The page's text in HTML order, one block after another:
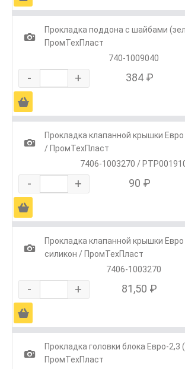
1
Прокладка поддона с шайбами
ПромТехПласт
740-1009040
- + 384 ₽
Ä
1
Прокладка клапанной крышки
/ ПромТехПласт
7406-1003270 /
- + 90 ₽
Ä
1
Прокладка клапанной крышки
силикон / ПромТехПласт
7406-1003270
- + 81,50 ₽
Ä
1
Прокладка головки блока Евро-
ПромТехПласт